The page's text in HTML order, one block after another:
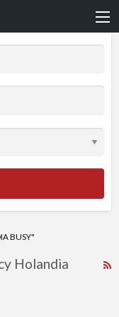
BUSY"
Holandia